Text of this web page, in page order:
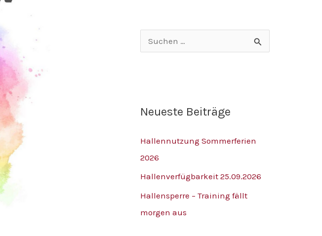
e
n
a
c
h
:
Neueste Beiträge
Hallennutzung Sommerferien
2026
Hallenverfügbarkeit 25.09.2026
Hallensperre – Training fällt
morgen aus